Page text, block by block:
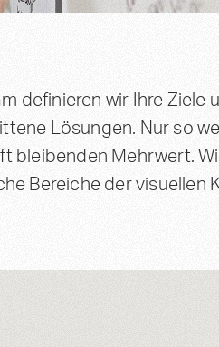
definieren wir Ihre Ziele
Lösungen. Nur so
bleibenden Mehrwert.
Bereiche der visuellen